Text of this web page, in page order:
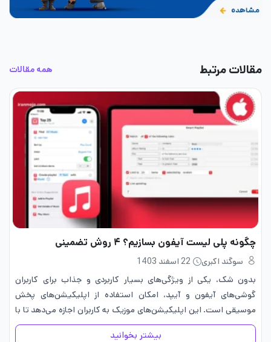
مقالات مرتبط همه مقالات
چگونه پلی لیست آیفون بسازیم؟ ۴ روش تضمینی
سوگند اکبری
22 اسفند 1403
بدون شک، یکی از ویژگی‌های بسیار کاربردی و جذاب برای کاربران
گوشی‌های آیفون و آیپد، امکان استفاده از اپلیکیشن‌های پخش
موسیقی است. این اپلیکیشن‌های موزیک به کاربران اجازه می‌دهد تا با
یادگیری نحوه ساخت پلی لیست آیفون، آرشیو موسیقی خود…
بیشتر بخوانید